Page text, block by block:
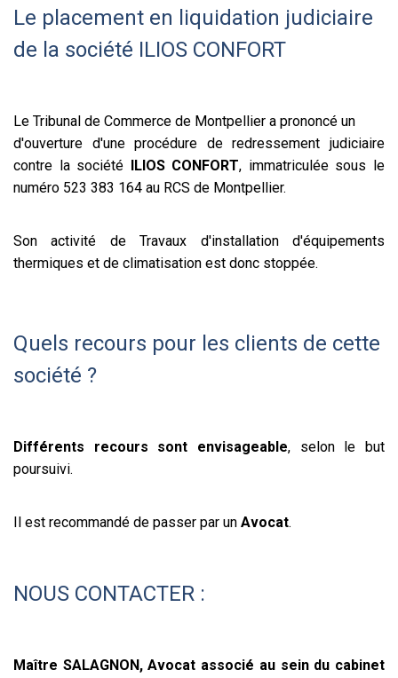
Le placement en liquidation judiciaire
de la société ILIOS CONFORT
Le Tribunal de Commerce de Montpellier a prononcé un
d'ouverture d'une procédure de redressement judiciaire
contre la société
ILIOS CONFORT, immatriculée sous le
numéro 523 383 164 au RCS de Montpellier.
Son activité de Travaux d'installation d'équipements
thermiques et de climatisation est donc stoppée.
Quels recours pour les clients de cette
société ?
Différents recours sont envisageable, selon le but
poursuivi.
Il est recommandé de passer par un Avocat.
NOUS CONTACTER :
Maître SALAGNON, Avocat associé au sein du cabinet